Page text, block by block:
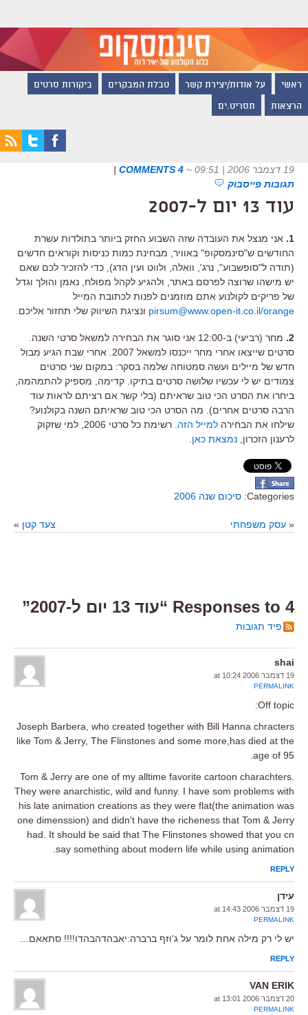
ראשי על אודות/יצירת קשר טבלת המבקרים ביקורות סרטים
הרצאות תסריט.ים
19 דצמבר 2006 | 09:51 ~
4 COMMENTS
|
תגובות פייסבוק
עוד 13 יום ל-2007
1.
אני מנצל את העובדה שזה השבוע החזק ביותר בתולדות עשרת
החודשים ש"סינמסקופ" באוויר, מבחינת כמות כניסות וקוראים חדשים
(תודה ל"סופשבוע", נרג', וואלה, ולווט ועין הדג), כדי להזכיר לכם שאם
יש מישהו שרוצה לפרסם באתר, ולהגיע לקהל מפולח, נאמן והולך וגדל
של פריקים לקולנוע אתם מוזמנים לפנות לכתובת המייל
pirsum@www.open-it.co.il/orange ונציגת השיווק שלי תחזור אליכם.
2.
מחר (רביעי) ב-12:00 אני סוגר את הבחירה למשאל סרטי השנה.
סרטים שייצאו אחרי מחר ייכנסו למשאל 2007. אחרי שבת הגיע מבול
חדש של מיילים ועשה סמטוחה שלמה בסקר: במקום שני סרטים
צמודים יש לי עכשיו שלושה סרטים בתיקו. קדימה, מספיק להתמהמה,
ביחרו את הסרט הכי טוב שראיתם (בלי קשר אם רציתם לראות עוד
הרבה סרטים אחרים). מה הסרט הכי טוב שראיתם השנה בקולנוע?
שילחו את הבחירה למייל הזה
. רשימת כל סרטי 2006, למי שזקוק
לרענון הזכרון, נמצאת כאן
Categories: סיכום שנה 2006
« עסק משפחתי צעד קטן »
4 Responses to “עוד 13 יום ל-2007”
פיד תגובות
shai
19 דצמבר 2006 at 10:24
PERMALINK
Off topic:
Joseph Barbera, who created together with Bill Hanna chracters
like Tom & Jerry, The Flinstones and some more,has died at the
age of 95.
Tom & Jerry are one of my alltime favorite cartoon charachters.
They were anarchistic, wild and funny. I have som problems with
his late animation creations as they were flat(the animation was
one dimenssion) and didn't have the richeness that Tom & Jerry
had. It should be said that The Flinstones showed that you cn
say something about modern life while using animation.
REPLY
עידן
19 דצמבר 2006 at 14:43
PERMALINK
יש לי רק מילה אחת לומר על ג'וזף ברברה:יאבהדהבהדו!!!! סתאאם…
REPLY
VAN ERIK
20 דצמבר 2006 at 13:01
PERMALINK